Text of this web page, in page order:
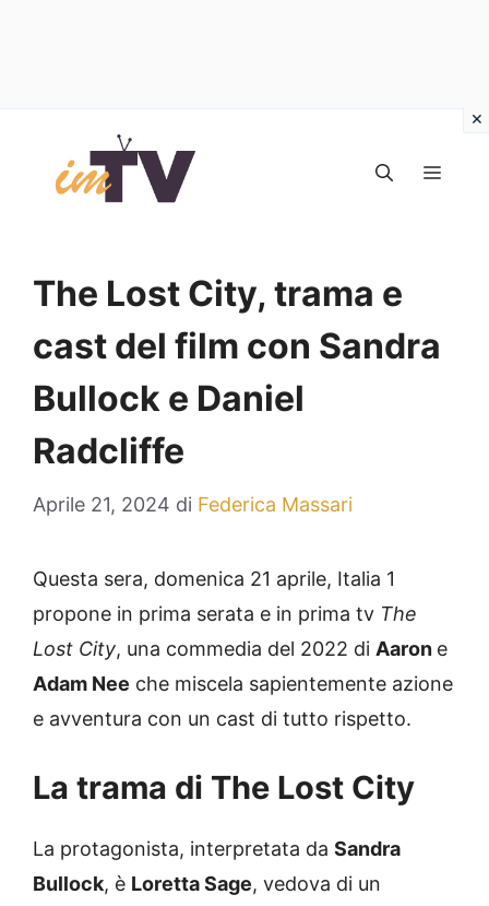
contenuto
The Lost City, trama e
cast del film con Sandra
Bullock e Daniel
Radcliffe
Aprile 21, 2024 di Federica Massari
Questa sera, domenica 21 aprile, Italia 1
propone in prima serata e in prima tv The
Lost City, una commedia del 2022 di Aaron e
Adam Nee che miscela sapientemente azione
e avventura con un cast di tutto rispetto.
La trama di The Lost City
La protagonista, interpretata da Sandra
Bullock, è Loretta Sage, vedova di un